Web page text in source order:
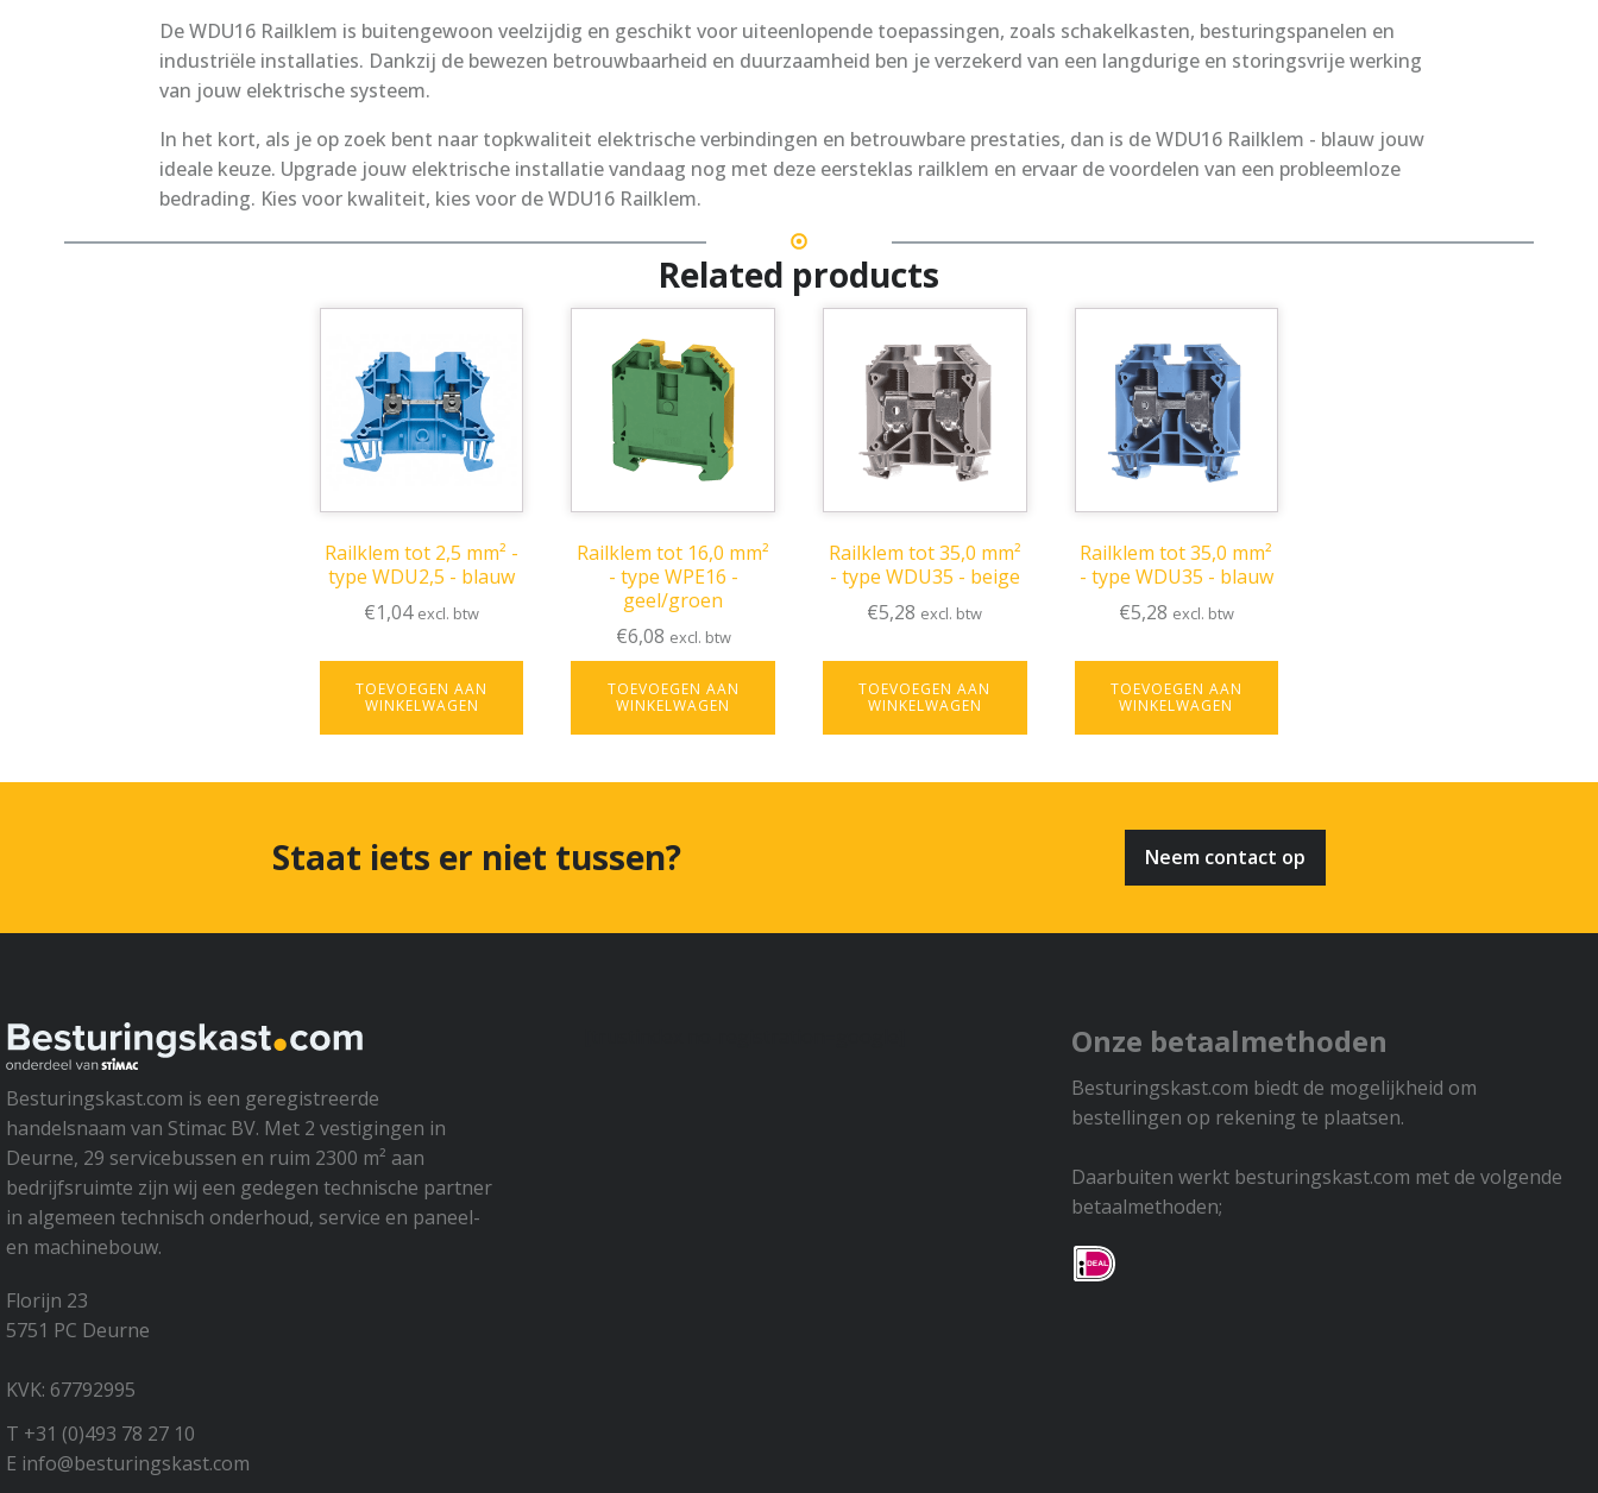
De WDU16 Railklem is buitengewoon veelzijdig en geschikt voor uiteenlopende toepassingen, zoals schakelkasten, besturingspanelen en
industriële installaties. Dankzij de bewezen betrouwbaarheid en duurzaamheid ben je verzekerd van een langdurige en storingsvrije werking
van jouw elektrische systeem.
In het kort, als je op zoek bent naar topkwaliteit elektrische verbindingen en betrouwbare prestaties, dan is de WDU16 Railklem - blauw jouw
ideale keuze. Upgrade jouw elektrische installatie vandaag nog met deze eersteklas railklem en ervaar de voordelen van een probleemloze
bedrading. Kies voor kwaliteit, kies voor de WDU16 Railklem.
Related products
Railklem tot 2,5 mm² -
type WDU2,5 - blauw
€1,04 excl. btw
TOEVOEGEN AAN
WINKELWAGEN
Railklem tot 16,0 mm²
- type WPE16 -
geel/groen
€6,08 excl. btw
TOEVOEGEN AAN
WINKELWAGEN
Railklem tot 35,0 mm²
- type WDU35 - beige
€5,28 excl. btw
TOEVOEGEN AAN
WINKELWAGEN
Railklem tot 35,0 mm²
- type WDU35 - blauw
€5,28 excl. btw
TOEVOEGEN AAN
WINKELWAGEN
Staat iets er niet tussen? Neem contact op
Besturingskast.com is een geregistreerde
handelsnaam van Stimac BV. Met 2 vestigingen in
Deurne, 29 servicebussen en ruim 2300 m² aan
bedrijfsruimte zijn wij een gedegen technische partner
in algemeen technisch onderhoud, service en paneel-
en machinebouw.
Florijn 23
5751 PC Deurne
KVK: 67792995
T +31 (0)493 78 27 10
E info@besturingskast.com
Onze betaalmethoden
Besturingskast.com biedt de mogelijkheid om
bestellingen op rekening te plaatsen.
Daarbuiten werkt besturingskast.com met de volgende
betaalmethoden;